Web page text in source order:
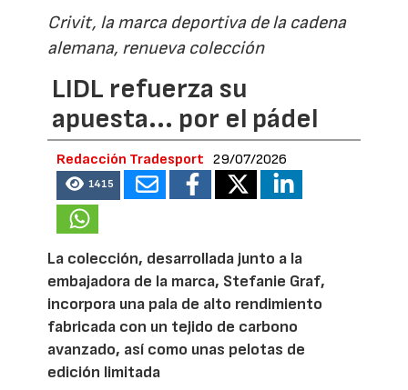
Crivit, la marca deportiva de la cadena
alemana, renueva colección
LIDL refuerza su
apuesta... por el pádel
Redacción Tradesport 29/07/2026
1415
La colección, desarrollada junto a la
embajadora de la marca, Stefanie Graf,
incorpora una pala de alto rendimiento
fabricada con un tejido de carbono
avanzado, así como unas pelotas de
edición limitada